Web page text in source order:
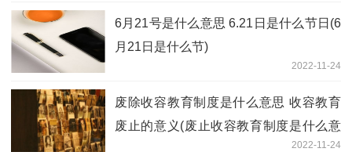
6月21号是什么意思 6.21日是什么节日(6
月21日是什么节)
2022-11-24
废除收容教育制度是什么意思 收容教育
废止的意义(废止收容教育制度是什么意
2022-11-24